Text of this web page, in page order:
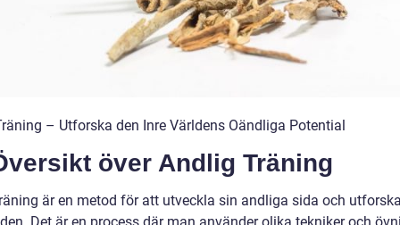
– Utforska den Inre Världens Oändliga Potential
över Andlig Träning
är en metod för att utveckla sin andliga sida och